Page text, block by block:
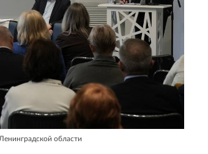
области